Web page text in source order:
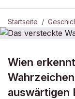
Startseite /
DAMALS Plus
Das
Wien
auswärtigen